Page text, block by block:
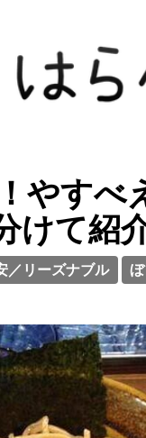
やすべ
けて紹
／リーズナブル